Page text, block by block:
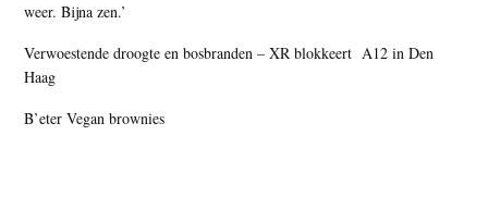
weer. Bijna zen.’
Verwoestende droogte en bosbranden – XR blokkeert A12 in Den
Haag
B’eter Vegan brownies